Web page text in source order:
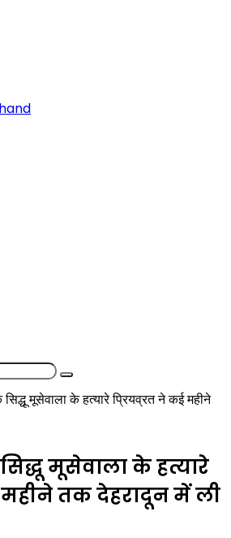
Search
for
सिद्धू मूसेवाला के हत्यारे प्रियव्रत ने कई महीने
मूसेवाला के हत्यारे
महीने तक देहरादून में ली